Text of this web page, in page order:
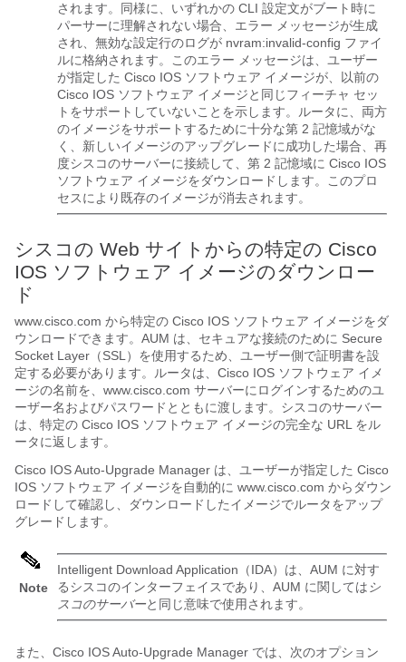
されます。同様に、いずれかの CLI 設定文がブート時に
パーサーに理解されない場合、エラー メッセージが生成
され、無効な設定行のログが nvram:invalid-config ファイ
ルに格納されます。このエラー メッセージは、ユーザー
が指定した Cisco IOS ソフトウェア イメージが、以前の
Cisco IOS ソフトウェア イメージと同じフィーチャ セッ
トをサポートしていないことを示します。ルータに、両方
のイメージをサポートするために十分な第 2 記憶域がな
く、新しいイメージのアップグレードに成功した場合、再
度シスコのサーバーに接続して、第 2 記憶域に Cisco IOS
ソフトウェア イメージをダウンロードします。このプロ
セスにより既存のイメージが消去されます。
シスコの Web サイトからの特定の Cisco
IOS ソフトウェア イメージのダウンロー
ド
www.cisco.com から特定の Cisco IOS ソフトウェア イメージをダ
ウンロードできます。AUM は、セキュアな接続のために Secure
Socket Layer（SSL）を使用するため、ユーザー側で証明書を設
定する必要があります。ルータは、Cisco IOS ソフトウェア イメ
ージの名前を、www.cisco.com サーバーにログインするためのユ
ーザー名およびパスワードとともに渡します。シスコのサーバー
は、特定の Cisco IOS ソフトウェア イメージの完全な URL をル
ータに返します。
Cisco IOS Auto-Upgrade Manager は、ユーザーが指定した Cisco
IOS ソフトウェア イメージを自動的に www.cisco.com からダウン
ロードして確認し、ダウンロードしたイメージでルータをアップ
グレードします。
Note
Intelligent Download Application（IDA）は、AUM に対す
るシスコのインターフェイスであり、AUM に関しては シ
スコのサーバーと同じ意味で使用されます。
また、Cisco IOS Auto-Upgrade Manager では、次のオプション